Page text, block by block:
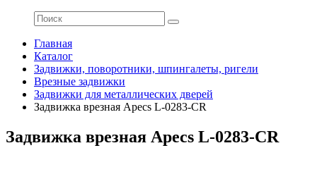
Главная
Каталог
Задвижки, поворотники, шпингалеты, ригели
Врезные задвижки
Задвижки для металлических дверей
Задвижка врезная Apecs L-0283-CR
Задвижка врезная Apecs L-0283-CR